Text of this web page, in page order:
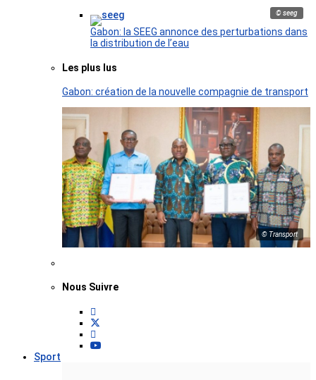
© seeg
Gabon: la SEEG annonce des perturbations dans
la distribution de l’eau
Les plus lus
Gabon: création de la nouvelle compagnie de transport
© Transport
Nous Suivre
Sport